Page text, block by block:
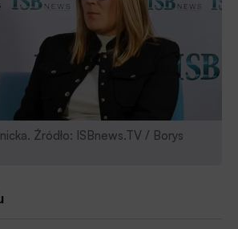
Źródło: ISBnews.TV / Borys